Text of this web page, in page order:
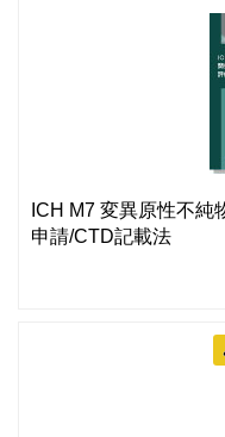
ICH M7 変異原性不純
申請/CTD記載法